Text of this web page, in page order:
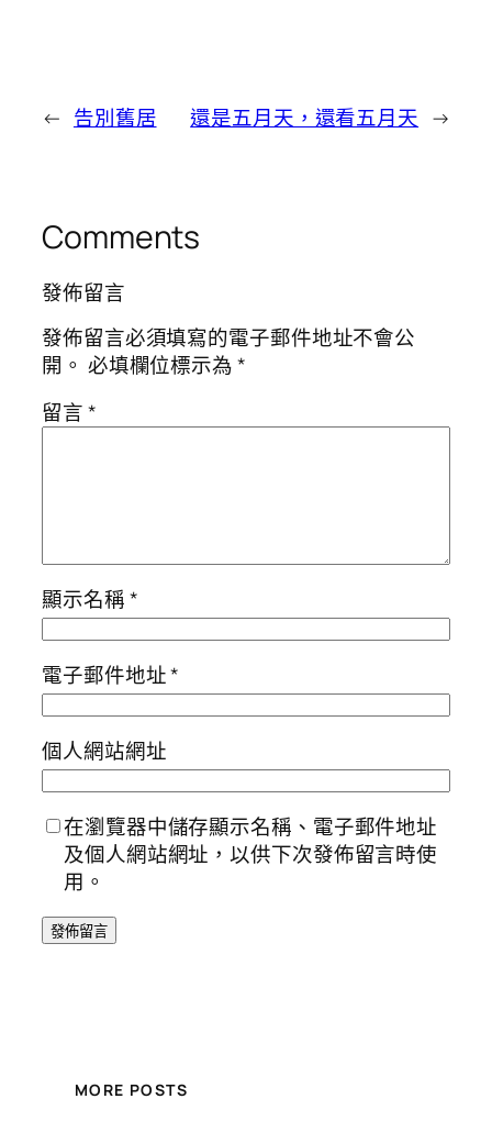
← 告別舊居 還是五月天，還看五月天 →
Comments
發佈留言
發佈留言必須填寫的電子郵件地址不會公
開。 必填欄位標示為*
留言*
顯示名稱*
電子郵件地址*
個人網站網址
在瀏覽器中儲存顯示名稱、電子郵件地址
及個人網站網址，以供下次發佈留言時使
用。
MORE POSTS